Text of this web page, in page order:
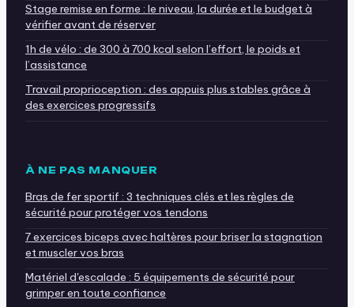
Stage remise en forme : le niveau, la durée et le budget à
vérifier avant de réserver
1h de vélo : de 300 à 700 kcal selon l’effort, le poids et
l’assistance
Travail proprioception : des appuis plus stables grâce à
des exercices progressifs
À NE PAS MANQUER
Bras de fer sportif : 3 techniques clés et les règles de
sécurité pour protéger vos tendons
7 exercices biceps avec haltères pour briser la stagnation
et muscler vos bras
Matériel d'escalade : 5 équipements de sécurité pour
grimper en toute confiance